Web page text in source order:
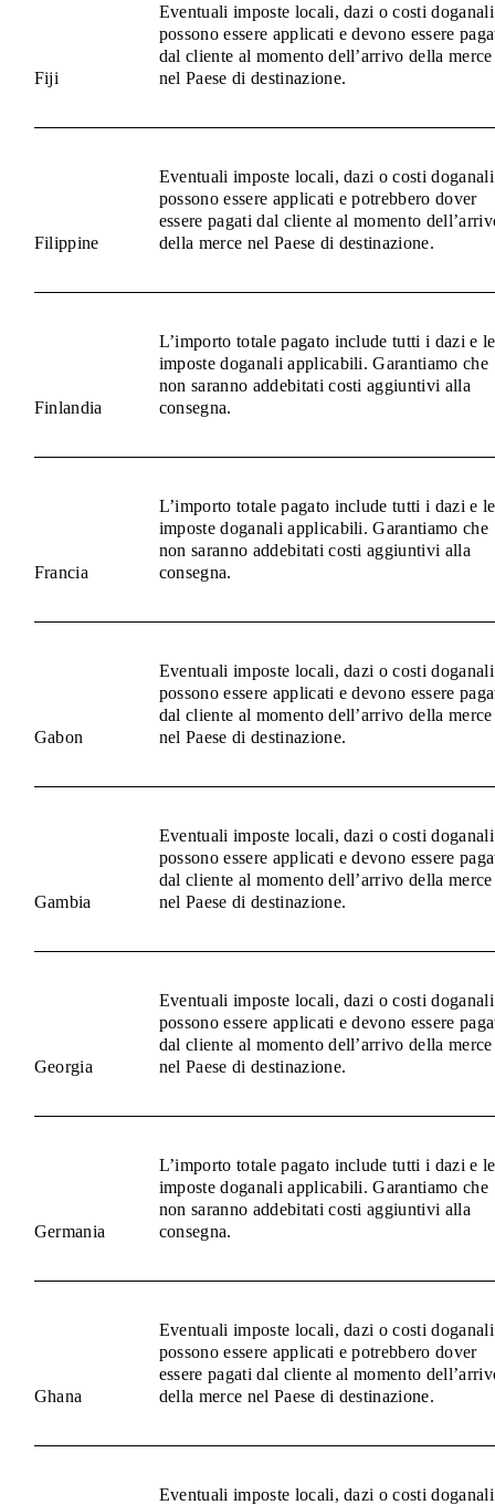
Fiji
Eventuali imposte locali, dazi o costi doganali
possono essere applicati e devono essere
dal cliente al momento dell’arrivo della merce
nel Paese di destinazione.
Filippine
Eventuali imposte locali, dazi o costi doganali
possono essere applicati e potrebbero dover
essere pagati dal cliente al momento
della merce nel Paese di destinazione.
Finlandia
L’importo totale pagato include tutti i dazi e le
imposte doganali applicabili. Garantiamo che
non saranno addebitati costi aggiuntivi alla
consegna.
Francia
L’importo totale pagato include tutti i dazi e le
imposte doganali applicabili. Garantiamo che
non saranno addebitati costi aggiuntivi alla
consegna.
Gabon
Eventuali imposte locali, dazi o costi doganali
possono essere applicati e devono essere
dal cliente al momento dell’arrivo della merce
nel Paese di destinazione.
Gambia
Eventuali imposte locali, dazi o costi doganali
possono essere applicati e devono essere
dal cliente al momento dell’arrivo della merce
nel Paese di destinazione.
Georgia
Eventuali imposte locali, dazi o costi doganali
possono essere applicati e devono essere
dal cliente al momento dell’arrivo della merce
nel Paese di destinazione.
Germania
L’importo totale pagato include tutti i dazi e le
imposte doganali applicabili. Garantiamo che
non saranno addebitati costi aggiuntivi alla
consegna.
Ghana
Eventuali imposte locali, dazi o costi doganali
possono essere applicati e potrebbero dover
essere pagati dal cliente al momento
della merce nel Paese di destinazione.
Eventuali imposte locali, dazi o costi doganali